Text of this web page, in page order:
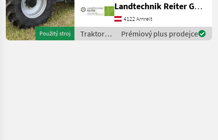
Použitý stroj
Frontzapfwelle Druckluft
hydr. Bremse 4 elektr. Stg.
Load Sensing Pumpe
113Liter Power
Landtechnik Reiter GmbH.
4122 Arnreit
Traktory /
Case IH
Prémiový plus prodejce